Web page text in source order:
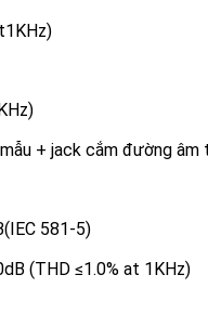
+ jack cắm đường âm
581-5)
(THD ≤1.0% at 1KHz)